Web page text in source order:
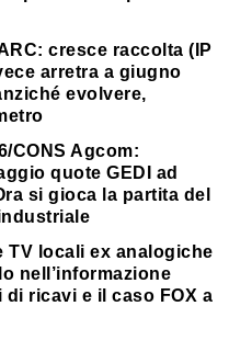
cresce raccolta (IP
arretra a giugno
evolvere,
CONS Agcom:
quote GEDI ad
si gioca la partita del
TV locali ex analogiche
nell’informazione
di ricavi e il caso FOX a